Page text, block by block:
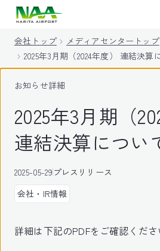
会社トップ メディアセンタートップ
2025年3月期（2024年度） 連結決算
お知らせ詳細
2025年3月期（
連結決算につい
2025-05-29プレスリリース
会社・IR情報
詳細は下記のPDFをご確認くださ